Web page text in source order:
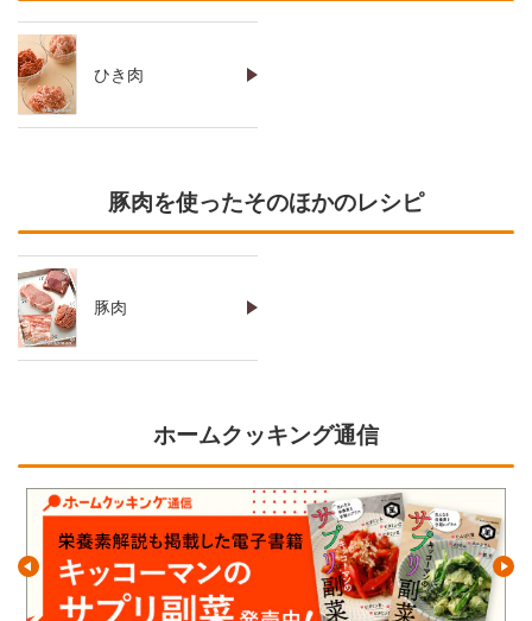
ひき肉
豚肉を使ったそのほかのレシピ
豚肉
ホームクッキング通信